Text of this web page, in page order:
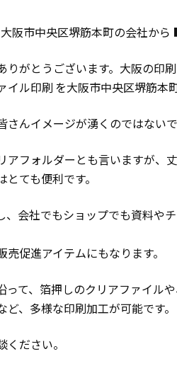
阪市中央区堺筋本町の会社から
りがとうございます。大阪の印
ル印刷 を大阪市中央区堺筋本
さんイメージが湧くのではないで
アフォルダーとも言いますが、
ても便利です。
、会社でもショップでも資料や
促進アイテムにもなります。
って、箔押しのクリアファイル
ど、多様な印刷加工が可能です。
ください。